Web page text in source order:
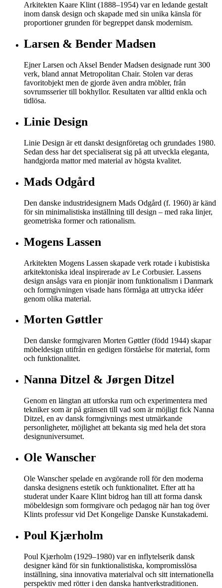
Arkitekten Kaare Klint (1888–1954) var en ledande gestalt
inom dansk design och skapade med sin unika känsla för
proportioner grunden för begreppet dansk modernism.
Larsen & Bender Madsen
Ejner Larsen och Aksel Bender Madsen designade runt 300
verk, bland annat Metropolitan Chair. Stolen var deras
favoritobjekt men de gjorde även andra möbler, från
sovrumsserier till bokhyllor. Resultaten var alltid enkla och
tidlösa.
Linie Design
Linie Design är ett danskt designföretag och grundades 1980.
Sedan dess har det specialiserat sig på att utveckla eleganta,
handgjorda mattor med material av högsta kvalitet.
Mads Odgård
Den danske industridesignern Mads Odgård (f. 1960) är känd
för sin minimalistiska inställning till design – med raka linjer,
geometriska former och rationalism.
Mogens Lassen
Arkitekten Mogens Lassen skapade verk rotade i kubistiska
arkitektoniska ideal inspirerade av Le Corbusier. Lassens
design ansågs vara en pionjär inom funktionalism i Danmark
och formgivningen visade hans förmåga att uttrycka idéer
genom olika material.
Morten Gøttler
Den danske formgivaren Morten Gøttler (född 1944) skapar
möbeldesign utifrån en gedigen förståelse för material, form
och funktionalitet.
Nanna Ditzel & Jørgen Ditzel
Genom en längtan att utforska rum och experimentera med
tekniker som är på gränsen till vad som är möjligt fick Nanna
Ditzel, en av dansk formgivnings mest utmärkande
personligheter, möjlighet att bekanta sig med hela det stora
designuniversumet.
Ole Wanscher
Ole Wanscher spelade en avgörande roll för den moderna
danska designens estetik och funktionalitet. Efter att ha
studerat under Kaare Klint bidrog han till att forma dansk
möbeldesign som formgivare och pedagog när han tog över
Klints professur vid Det Kongelige Danske Kunstakademi.
Poul Kjærholm
Poul Kjærholm (1929–1980) var en inflytelserik dansk
designer känd för sin funktionalistiska, kompromisslösa
inställning, sina innovativa materialval och sitt internationella
perspektiv med rötter i den danska hantverkstraditionen.